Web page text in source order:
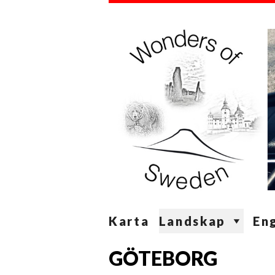
Karta Landskap
GÖTEBORG